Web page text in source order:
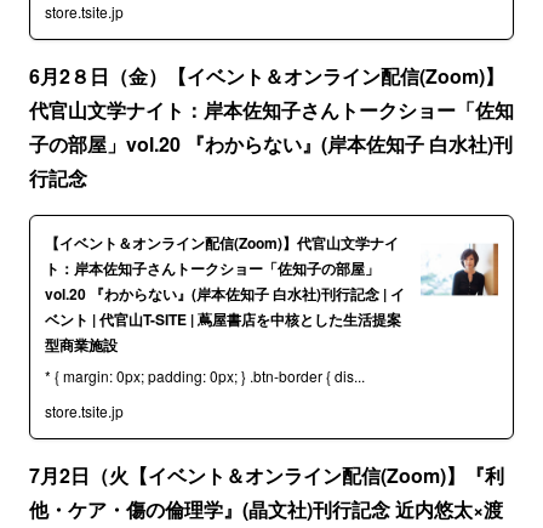
store.tsite.jp
6月2８日（金）【イベント＆オンライン配信(Zoom)】
代官山文学ナイト：岸本佐知子さんトークショー「佐知
子の部屋」vol.20 『わからない』(岸本佐知子 白水社)刊
行記念
【イベント＆オンライン配信(Zoom)】代官山文学ナイ
ト：岸本佐知子さんトークショー「佐知子の部屋」
vol.20 『わからない』(岸本佐知子 白水社)刊行記念 | イ
ベント | 代官山T-SITE | 蔦屋書店を中核とした生活提案
型商業施設
* { margin: 0px; padding: 0px; } .btn-border { dis...
store.tsite.jp
7月2日（火【イベント＆オンライン配信(Zoom)】『利
他・ケア・傷の倫理学』(晶文社)刊行記念 近内悠太×渡